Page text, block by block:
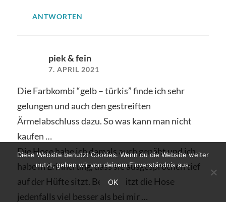
ANTWORTEN
piek & fein
7. APRIL 2021
Die Farbkombi “gelb – türkis” finde ich sehr
gelungen und auch den gestreiften
Ärmelabschluss dazu. So was kann man nicht
kaufen …
Die Hose habe ich damals auch genäht und ich
habe in Erinnerung, dass sie ausgesprochen tief
auf der Hüfte sitzt. Bei Dir sitzt die Hose
jedenfalls viel besser als bei mir …
Diese Website benutzt Cookies. Wenn du die Website weiter
nutzt, gehen wir von deinem Einverständnis aus.
OK